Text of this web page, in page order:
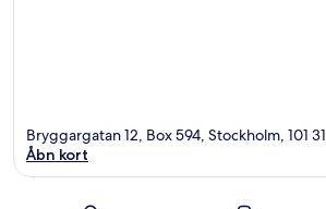
Bryggargatan 12, Box 594, Stockholm, 101 31
Åbn kort